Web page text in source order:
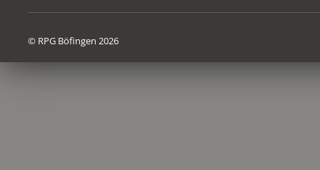
© RPG Böfingen 2026